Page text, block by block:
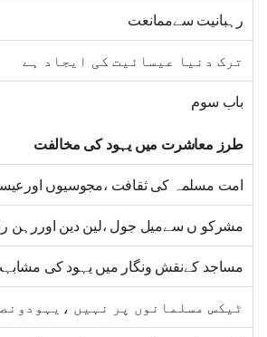
رہبانیت سےممانعت
ترک دنیا عیسائیت کی ایجاد ہے
باب سوم
طرز معاشرت میں یہود کی مخالفت
امت مسلمہ کی ثقافت ،مجوسیوں
مشرکو ں سےمیل جول ،لین دین اوررہن
مساجد کےنقش ونگار میں یہود کی
ٹیکس مسلمانوں پر نہیں